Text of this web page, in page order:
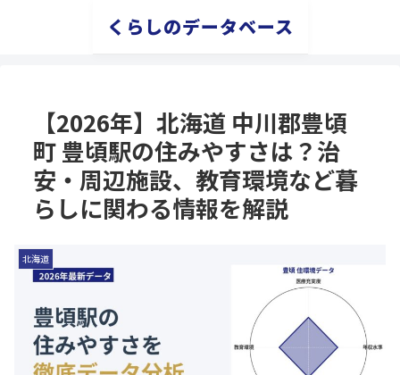
くらしのデータベース
【2026年】北海道 中川郡豊頃
町 豊頃駅の住みやすさは？治
安・周辺施設、教育環境など暮
らしに関わる情報を解説
北海道